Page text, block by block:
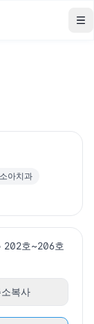
소아치과
202호~206호
복사